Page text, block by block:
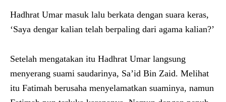
Hadhrat Umar masuk lalu berkata dengan suara keras,
‘Saya dengar kalian telah berpaling dari agama kalian?’
Setelah mengatakan itu Hadhrat Umar langsung
menyerang suami saudarinya, Sa’id Bin Zaid. Melihat
itu Fatimah berusaha menyelamatkan suaminya, namun